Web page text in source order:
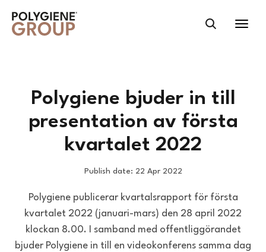
Polygiene bjuder in till
presentation av första
kvartalet 2022
Publish date: 22 Apr 2022
Polygiene publicerar kvartalsrapport för första
kvartalet 2022 (januari-mars) den 28 april 2022
klockan 8.00. I samband med offentliggörandet
bjuder Polygiene in till en videokonferens samma dag